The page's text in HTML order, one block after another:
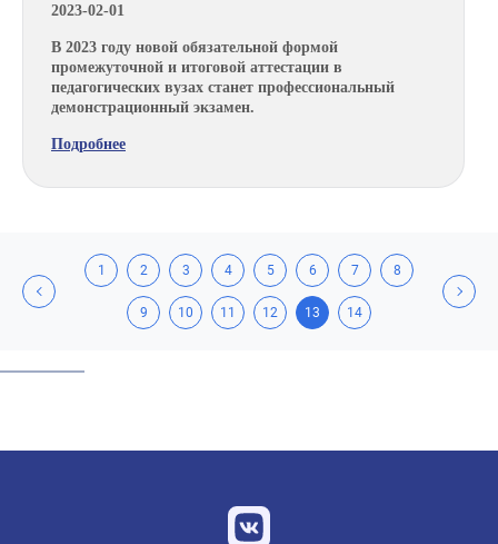
2023-02-01
В 2023 году новой обязательной формой
промежуточной и итоговой аттестации в
педагогических вузах станет профессиональный
демонстрационный экзамен.
Подробнее
1 2 3 4 5 6 7 8
9 10 11 12 13 14